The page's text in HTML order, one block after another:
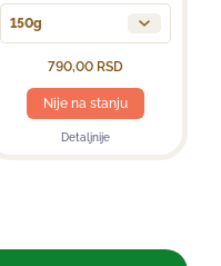
150g
790,00 RSD
Nije na stanju
Detaljnije